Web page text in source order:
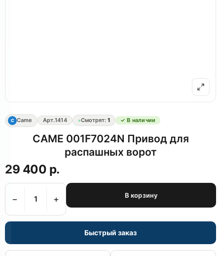
C Came Арт.1414 Смотрят: 1 ✓ В наличии
CAME 001F7024N Привод для
распашных ворот
29 400 р.
− + В корзину
Быстрый заказ